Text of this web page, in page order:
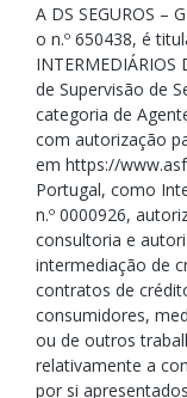
A DS SEGUROS –
o n.º 650438, é
de Supervisão de
categoria de
com autorização
em https://
Portugal, como
n.º 0000926,
consultoria e
intermediação de
contratos de
consumidores,
ou de outros
relativamente a
por si